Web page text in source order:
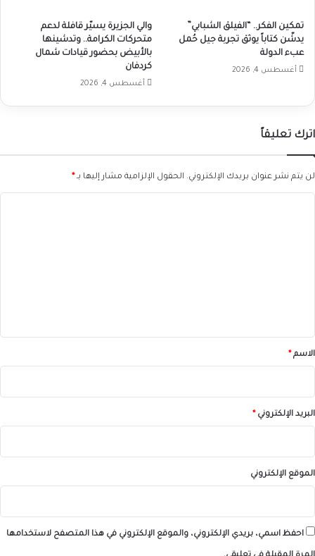
تمكين الفكر.. “الفيلق الشبابي”
يدشّن كتاباً يوثق تجربة جيل حُمل
عبء الدولة
أغسطس 4, 2026
والي الجزيرة يسيّر قافلة لدعم
متحركات الكرامة.. وتدشينها
بالأبيض بحضور قيادات شمال
كردفان
أغسطس 4, 2026
اترك تعليقاً
لن يتم نشر عنوان بريدك الإلكتروني. الحقول الإلزامية مشار إليها بـ*
*الاسم*
البريد الإلكتروني*
الموقع الإلكتروني
احفظ اسمي، بريدي الإلكتروني، والموقع الإلكتروني في هذا المتصفح لاستخدامها